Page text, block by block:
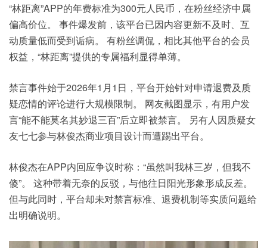
“林距离”APP的年费标准为300元人民币，在粉丝经济中属
偏高价位。 事件爆发前，该平台已因内容更新不及时、互
动质量低而受到诟病。 有粉丝调侃，相比其他平台的会员
权益，“林距离”提供的专属福利显得单薄。
禁言事件始于2026年1月1日，平台开始针对申请退费及质
疑恋情的评论进行大规模限制。 网友截图显示，有用户发
言“能不能莫名其妙退三百”后立即被禁言。 另有人因质疑女
友七七参与林俊杰商业项目设计而遭踢出平台。
林俊杰在APP内回应争议时称：“虽然叫我林三岁，但我不
傻”。 这种带着无奈的反驳，与他往日阳光形象形成反差。
但与此同时，平台却未对禁言标准、退费机制等实质问题给
出明确说明。